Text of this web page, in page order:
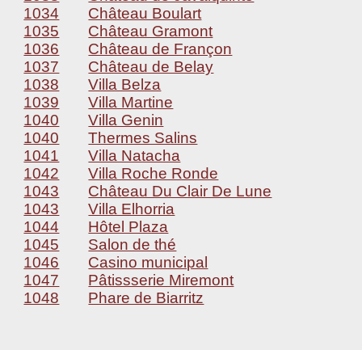
1034
Château Boulart
1035
Château Gramont
1036
Château de Françon
1037
Château de Belay
1038
Villa Belza
1039
Villa Martine
1040
Villa Genin
1040
Thermes Salins
1041
Villa Natacha
1042
Villa Roche Ronde
1043
Château Du Clair De Lune
1043
Villa Elhorria
1044
Hôtel Plaza
1045
Salon de thé
1046
Casino municipal
1047
Pâtissserie Miremont
1048
Phare de Biarritz